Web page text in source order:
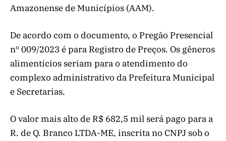
Amazonense de Municípios (AAM).
De acordo com o documento, o Pregão Presencial
nº 009/2023 é para Registro de Preços. Os gêneros
alimentícios seriam para o atendimento do
complexo administrativo da Prefeitura Municipal
e Secretarias.
O valor mais alto de R$ 682,5 mil será pago para a
R. de Q. Branco LTDA-ME, inscrita no CNPJ sob o